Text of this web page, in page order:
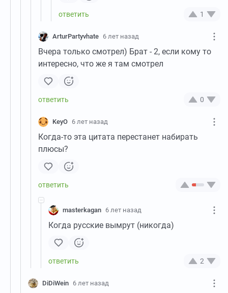
1
ArturPartyvhate 6 лет назад
Вчера только смотрел) Брат - 2, если кому то
интересно, что же я там смотрел
0
KeyO 6 лет назад
Когда-то эта цитата перестанет набирать
плюсы?
masterkagan 6 лет назад
Когда русские вымрут (никогда)
2
DiDiWein 6 лет назад